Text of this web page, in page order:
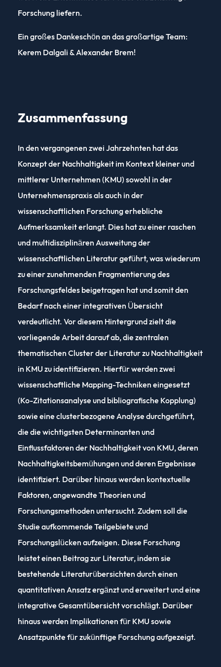
Forschung liefern.
Ein großes Dankeschön an das großartige Team:
Kerem Dalgali & Alexander Brem!
Zusammenfassung
In den vergangenen zwei Jahrzehnten hat das
Konzept der Nachhaltigkeit im Kontext kleiner und
mittlerer Unternehmen (KMU) sowohl in der
Unternehmenspraxis als auch in der
wissenschaftlichen Forschung erhebliche
Aufmerksamkeit erlangt. Dies hat zu einer raschen
und multidisziplinären Ausweitung der
wissenschaftlichen Literatur geführt, was wiederum
zu einer zunehmenden Fragmentierung des
Forschungsfeldes beigetragen hat und somit den
Bedarf nach einer integrativen Übersicht
verdeutlicht. Vor diesem Hintergrund zielt die
vorliegende Arbeit darauf ab, die zentralen
thematischen Cluster der Literatur zu Nachhaltigkeit
in KMU zu identifizieren. Hierfür werden zwei
wissenschaftliche Mapping-Techniken eingesetzt
(Ko-Zitationsanalyse und bibliografische Kopplung)
sowie eine clusterbezogene Analyse durchgeführt,
die die wichtigsten Determinanten und
Einflussfaktoren der Nachhaltigkeit von KMU, deren
Nachhaltigkeitsbemühungen und deren Ergebnisse
identifiziert. Darüber hinaus werden kontextuelle
Faktoren, angewandte Theorien und
Forschungsmethoden untersucht. Zudem soll die
Studie aufkommende Teilgebiete und
Forschungslücken aufzeigen. Diese Forschung
leistet einen Beitrag zur Literatur, indem sie
bestehende Literaturübersichten durch einen
quantitativen Ansatz ergänzt und erweitert und eine
integrative Gesamtübersicht vorschlägt. Darüber
hinaus werden Implikationen für KMU sowie
Ansatzpunkte für zukünftige Forschung aufgezeigt.